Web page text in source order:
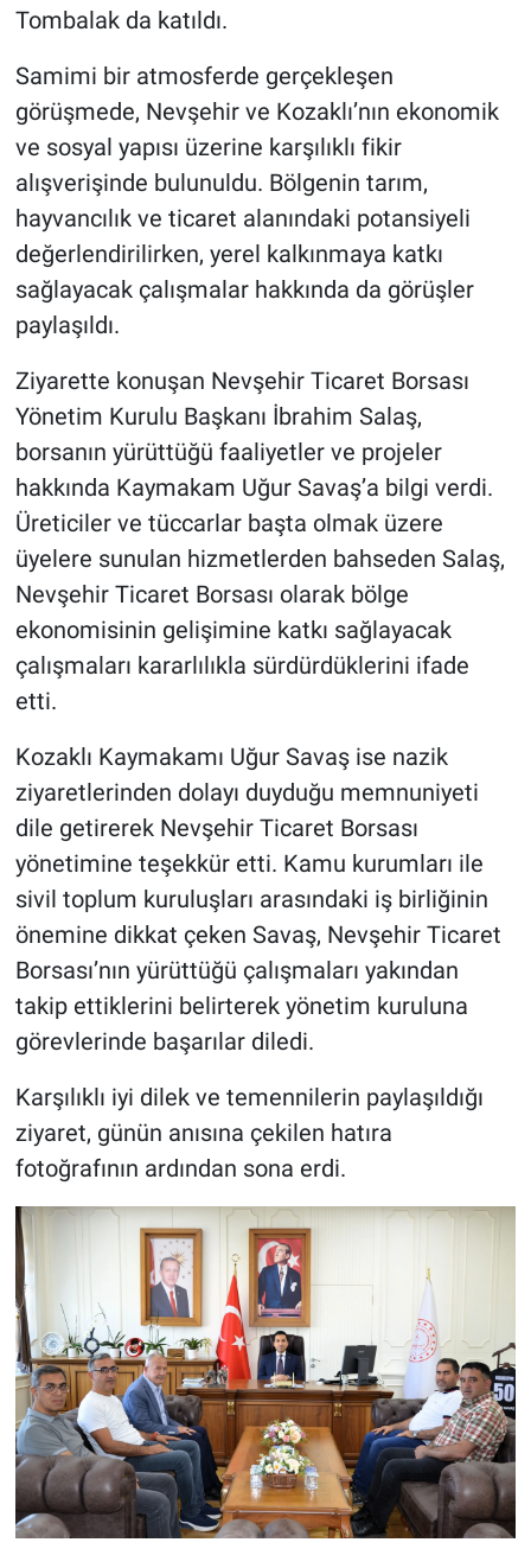
Tombalak da katıldı.
Samimi bir atmosferde gerçekleşen
görüşmede, Nevşehir ve Kozaklı’nın ekonomik
ve sosyal yapısı üzerine karşılıklı fikir
alışverişinde bulunuldu. Bölgenin tarım,
hayvancılık ve ticaret alanındaki potansiyeli
değerlendirilirken, yerel kalkınmaya katkı
sağlayacak çalışmalar hakkında da görüşler
paylaşıldı.
Ziyarette konuşan Nevşehir Ticaret Borsası
Yönetim Kurulu Başkanı İbrahim Salaş,
borsanın yürüttüğü faaliyetler ve projeler
hakkında Kaymakam Uğur Savaş’a bilgi verdi.
Üreticiler ve tüccarlar başta olmak üzere
üyelere sunulan hizmetlerden bahseden Salaş,
Nevşehir Ticaret Borsası olarak bölge
ekonomisinin gelişimine katkı sağlayacak
çalışmaları kararlılıkla sürdürdüklerini ifade
etti.
Kozaklı Kaymakamı Uğur Savaş ise nazik
ziyaretlerinden dolayı duyduğu memnuniyeti
dile getirerek Nevşehir Ticaret Borsası
yönetimine teşekkür etti. Kamu kurumları ile
sivil toplum kuruluşları arasındaki iş birliğinin
önemine dikkat çeken Savaş, Nevşehir Ticaret
Borsası’nın yürüttüğü çalışmaları yakından
takip ettiklerini belirterek yönetim kuruluna
görevlerinde başarılar diledi.
Karşılıklı iyi dilek ve temennilerin paylaşıldığı
ziyaret, günün anısına çekilen hatıra
fotoğrafının ardından sona erdi.
Kültür - Sanat
Politika
Magazin
Çevre
Haberde İnsan